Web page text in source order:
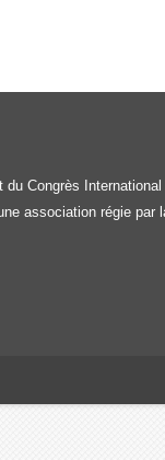
du Congrès International
association régie par